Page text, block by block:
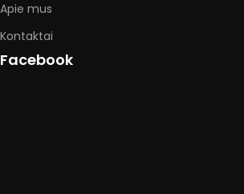
Apie mus
Kontaktai
Facebook